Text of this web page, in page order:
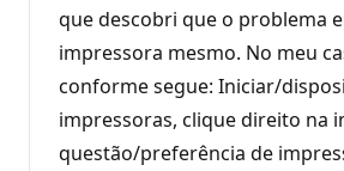
que descobri que o problema
impressora mesmo. No meu
conforme segue: Iniciar/
impressoras, clique direito na
questão/preferência de